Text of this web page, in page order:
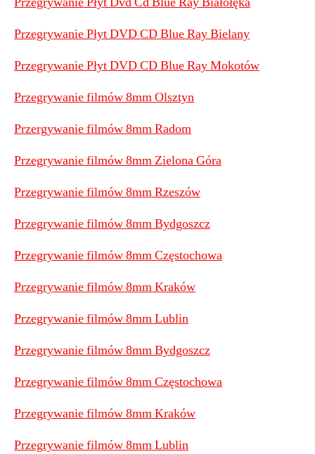
Przegrywanie Płyt DVD CD Blue Ray Bielany
Przegrywanie Płyt DVD CD Blue Ray Mokotów
Przegrywanie filmów 8mm Olsztyn
Przergywanie filmów 8mm Radom
Przegrywanie filmów 8mm Zielona Góra
Przegrywanie filmów 8mm Rzeszów
Przegrywanie filmów 8mm Bydgoszcz
Przegrywanie filmów 8mm Częstochowa
Przegrywanie filmów 8mm Kraków
Przegrywanie filmów 8mm Lublin
Przegrywanie filmów 8mm Bydgoszcz
Przegrywanie filmów 8mm Częstochowa
Przegrywanie filmów 8mm Kraków
Przegrywanie filmów 8mm Lublin